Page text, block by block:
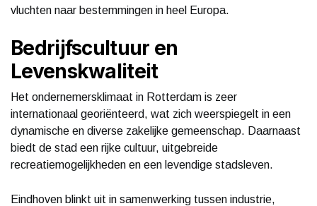
vluchten naar bestemmingen in heel Europa.
Bedrijfscultuur en
Levenskwaliteit
Het ondernemersklimaat in Rotterdam is zeer
internationaal georiënteerd, wat zich weerspiegelt in een
dynamische en diverse zakelijke gemeenschap. Daarnaast
biedt de stad een rijke cultuur, uitgebreide
recreatiemogelijkheden en een levendige stadsleven.
Eindhoven blinkt uit in samenwerking tussen industrie,